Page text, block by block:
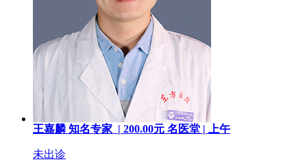
王嘉麟 知名专家 | 200.00元 名医堂 | 上午
未出诊